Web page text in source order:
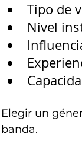
Tipo de
Nivel
Elegir un
banda.